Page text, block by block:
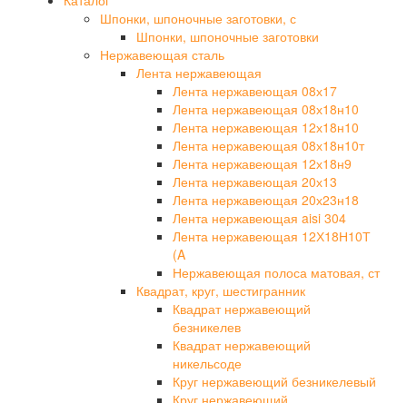
Шпонки, шпоночные заготовки, с
Шпонки, шпоночные заготовки
Нержавеющая сталь
Лента нержавеющая
Лента нержавеющая 08х17
Лента нержавеющая 08х18н10
Лента нержавеющая 12х18н10
Лента нержавеющая 08х18н10т
Лента нержавеющая 12х18н9
Лента нержавеющая 20х13
Лента нержавеющая 20х23н18
Лента нержавеющая aisi 304
Лента нержавеющая 12Х18Н10Т
(A
Нержавеющая полоса матовая, ст
Квадрат, круг, шестигранник
Квадрат нержавеющий
безникелев
Квадрат нержавеющий
никельсоде
Круг нержавеющий безникелевый
Круг нержавеющий